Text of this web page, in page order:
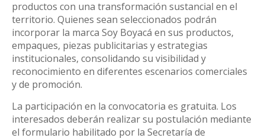
productos con una transformación sustancial en el
territorio. Quienes sean seleccionados podrán
incorporar la marca Soy Boyacá en sus productos,
empaques, piezas publicitarias y estrategias
institucionales, consolidando su visibilidad y
reconocimiento en diferentes escenarios comerciales
y de promoción.
La participación en la convocatoria es gratuita. Los
interesados deberán realizar su postulación mediante
el formulario habilitado por la Secretaría de